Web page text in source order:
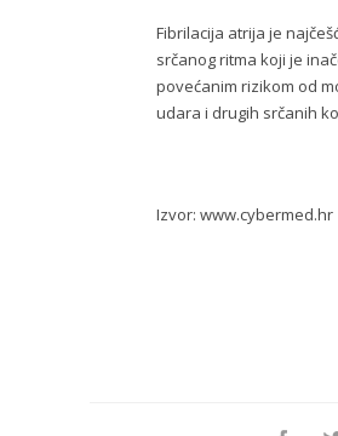
Fibrilacija atrija je
srčanog ritma koji je
povećanim rizikom od
udara i drugih srčanih
Izvor: www.cybermed.hr